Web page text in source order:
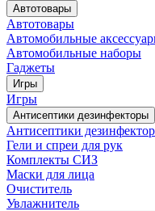
Автотовары
Автотовары
Автомобильные
Автомобильные наборы
Гаджеты
Игры
Игры
Антисептики дезинфекторы
Антисептики
Гели и спреи для рук
Комплекты СИЗ
Маски для лица
Очиститель
Увлажнитель